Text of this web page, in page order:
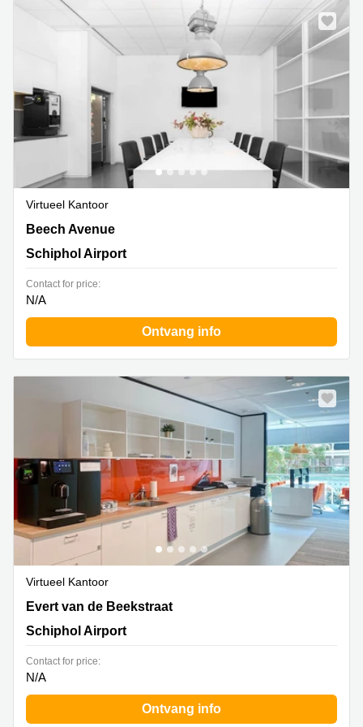
Virtueel Kantoor
Beech Avenue 54-62,Het Poortgebouw, Schiphol Airport
Beech Avenue
Schiphol Airport
Contact for price:
N/A
Ontvang info
Virtueel Kantoor
Evert van de Beekstraat 1-104,The Base B,Schiphol
Evert van de Beekstraat
Schiphol Airport
Contact for price:
N/A
Ontvang info